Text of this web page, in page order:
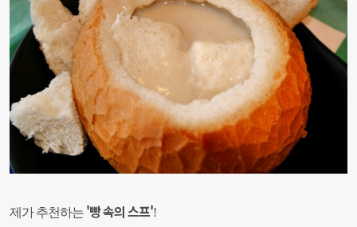
제가 추천하는 '빵 속의 스프'!